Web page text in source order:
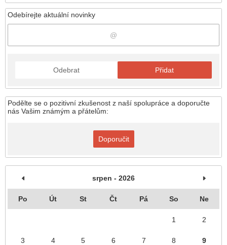
Odebírejte aktuální novinky
Odebrat Přidat
Podělte se o pozitivní zkušenost z naší spolupráce a doporučte
nás Vašim známým a přátelům:
Doporučit
srpen - 2026
Po Út St Čt Pá So Ne
1 2
3 4 5 6 7 8 9